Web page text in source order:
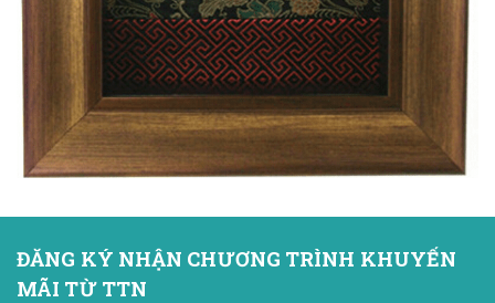
ĐĂNG KÝ NHẬN CHƯƠNG TRÌNH KHUYẾN
MÃI TỪ TTN